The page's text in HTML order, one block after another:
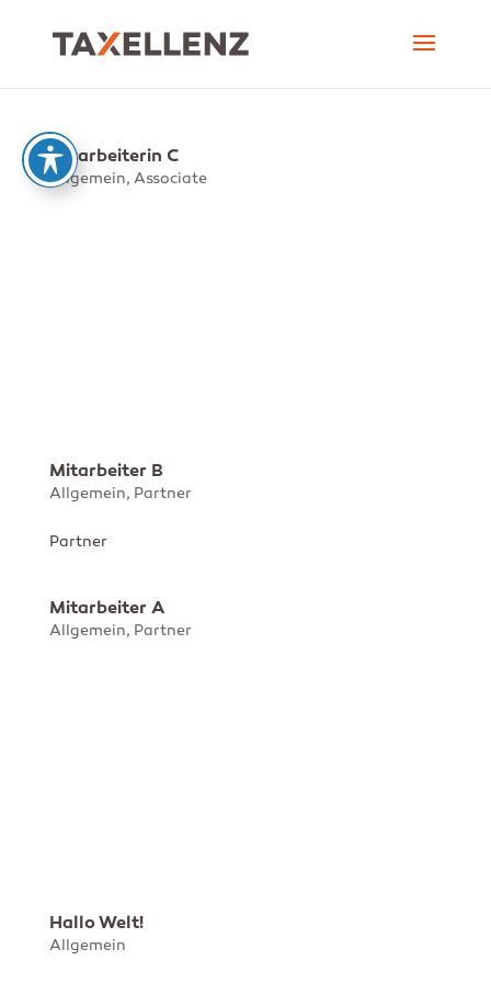
Mitarbeiterin C
Allgemein, Associate
Mitarbeiter B
Allgemein, Partner
Partner
Mitarbeiter A
Allgemein, Partner
Hallo Welt!
Allgemein